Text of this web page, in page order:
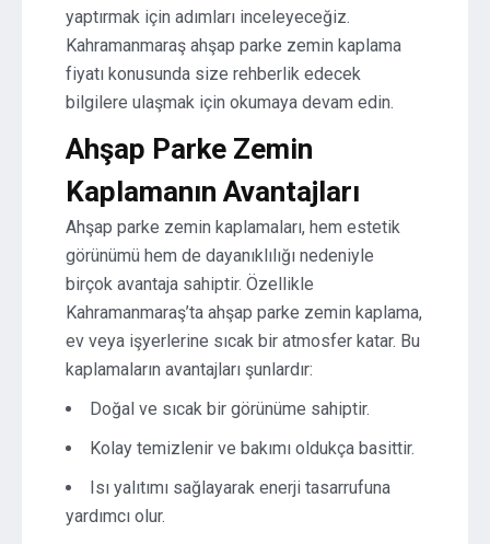
yaptırmak için adımları inceleyeceğiz.
Kahramanmaraş ahşap parke zemin kaplama
fiyatı konusunda size rehberlik edecek
bilgilere ulaşmak için okumaya devam edin.
Ahşap Parke Zemin
Kaplamanın Avantajları
Ahşap parke zemin kaplamaları, hem estetik
görünümü hem de dayanıklılığı nedeniyle
birçok avantaja sahiptir. Özellikle
Kahramanmaraş’ta ahşap parke zemin kaplama,
ev veya işyerlerine sıcak bir atmosfer katar. Bu
kaplamaların avantajları şunlardır:
Doğal ve sıcak bir görünüme sahiptir.
Kolay temizlenir ve bakımı oldukça basittir.
Isı yalıtımı sağlayarak enerji tasarrufuna
yardımcı olur.